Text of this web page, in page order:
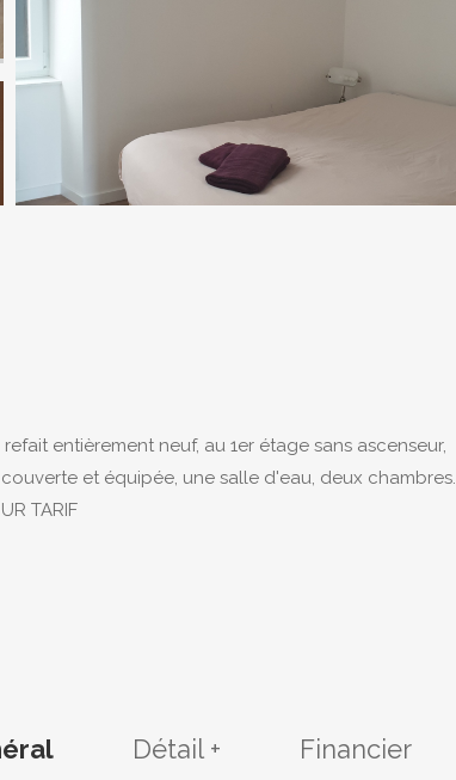
entièrement neuf, au 1er étage sans ascenseur,
et équipée, une salle d'eau, deux chambres.
TARIF
Détail + Financier